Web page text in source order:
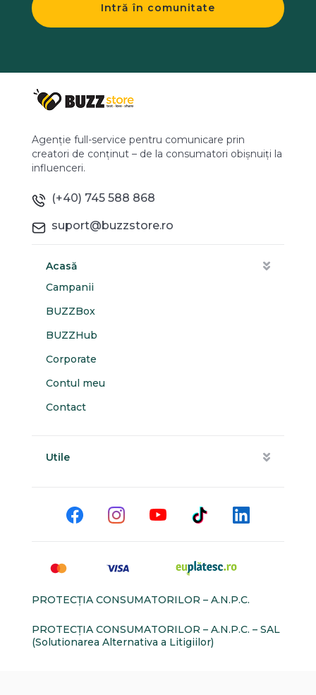
Intră în comunitate
Agenție full-service pentru comunicare prin
creatori de conținut – de la consumatori obișnuiți la
influenceri.
(+40) 745 588 868
suport@buzzstore.ro
Acasă
Campanii
BUZZBox
BUZZHub
Corporate
Contul meu
Contact
Utile
PROTECŢIA CONSUMATORILOR – A.N.P.C.
PROTECŢIA CONSUMATORILOR – A.N.P.C. – SAL
(Solutionarea Alternativa a Litigiilor)